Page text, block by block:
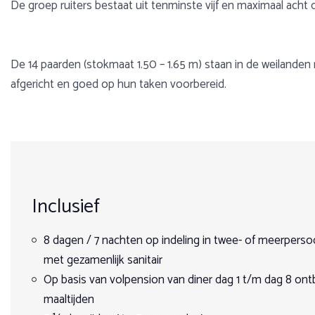
De groep ruiters bestaat uit tenminste vijf en maximaal
De 14 paarden (stokmaat 1.50 – 1.65 m) staan in de
afgericht en goed op hun taken voorbereid.
dag af.
Dag 2 - Introductierit (4 uur)
Na een rustig ontbijt en een veiligheidsbriefing maak je
Dag 3 - Tratturo Celano-Foggia (6 uur)
Prijsoverzicht
za 3 oktober 2026
Min. 16 (vanaf 12 jaar onder begeleiding van een volwassen
Aantal deelnemers
Min. 4 / max. 8 (uitzonderlijk 10)(3 weken voor vertrek)
Op de eilanden groeien prachtige bloemen. In het voorjaar
Inclusief
8 dagen / 7 nachten op indeling in twee- of
met gezamenlijk sanitair
Op basis van volpension van diner dag 1 t/m dag 8
maaltijden